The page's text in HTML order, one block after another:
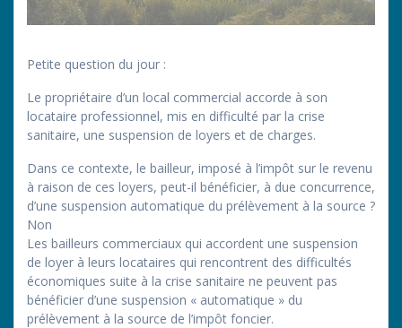
Petite question du jour :
Le propriétaire d’un local commercial accorde à son
locataire professionnel, mis en difficulté par la crise
sanitaire, une suspension de loyers et de charges.
Dans ce contexte, le bailleur, imposé à l’impôt sur le revenu
à raison de ces loyers, peut-il bénéficier, à due concurrence,
d’une suspension automatique du prélèvement à la source ?
Non
Les bailleurs commerciaux qui accordent une suspension
de loyer à leurs locataires qui rencontrent des difficultés
économiques suite à la crise sanitaire ne peuvent pas
bénéficier d’une suspension « automatique » du
prélèvement à la source de l’impôt foncier.